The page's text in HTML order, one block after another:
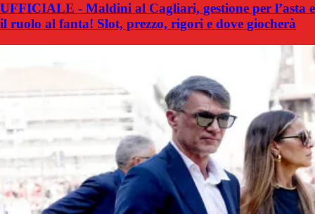
UFFICIALE - Maldini al Cagliari, gestione per l’asta e
il ruolo al fanta! Slot, prezzo, rigori e dove giocherà